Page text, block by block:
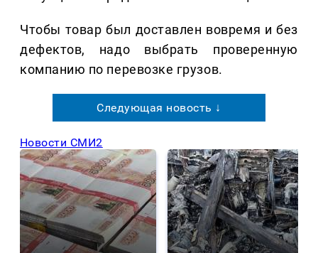
Чтобы товар был доставлен вовремя и без
дефектов, надо выбрать проверенную
компанию по перевозке грузов.
Следующая новость ↓
Новости СМИ2